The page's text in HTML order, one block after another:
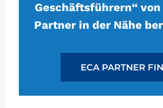
Geschäftsführern“ von
Partner in der Nähe
ECA PARTNER